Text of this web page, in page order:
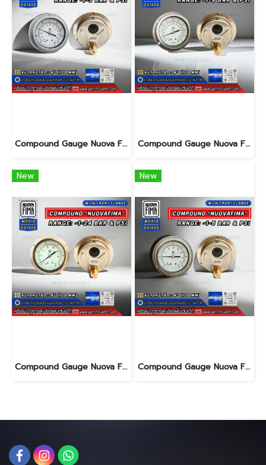
Compound Gauge Nuova Fima Compound Gauge Nuova Fima
New
Compound Gauge Nuova Fima
New
Compound Gauge Nuova Fima